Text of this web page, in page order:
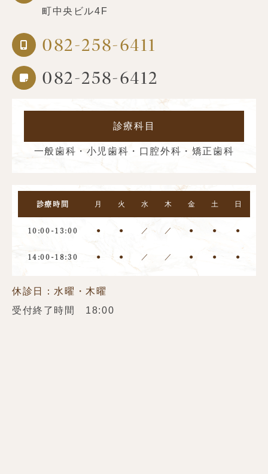
町中央ビル4F
082-258-6411
082-258-6412
診療科目
一般歯科・小児歯科・口腔外科・矯正歯科
診療時間 月 火 水 木 金 土 日
10:00-13:00 ● ● ／ ／ ● ● ●
14:00-18:30 ● ● ／ ／ ● ● ●
休診日：水曜・木曜
受付終了時間 18:00